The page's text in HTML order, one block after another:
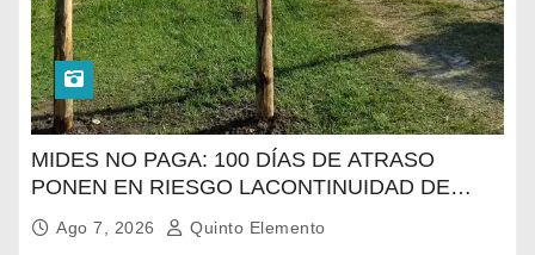
MIDES NO PAGA: 100 DÍAS DE ATRASO
PONEN EN RIESGO LACONTINUIDAD DE
TRATAMIENTO PARA LA POBLACIÓN
MÁSVULNERABLE DE SALTO
Ago 7, 2026 Quinto Elemento